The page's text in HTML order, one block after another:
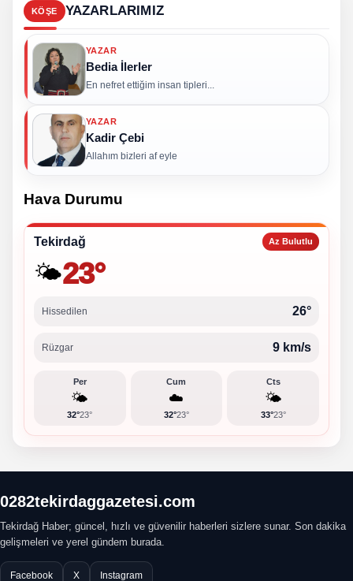
KÖŞE YAZARLARIMIZ
YAZAR
Bedia İlerler
En nefret ettiğim insan tipleri...
YAZAR
Kadir Çebi
Allahım bizleri af eyle
Hava Durumu
Tekirdağ Az Bulutlu
🌤️23°
Hissedilen 26°
Rüzgar 9 km/s
Per
🌤️
32°23°
Cum
☁️
32°23°
Cts
🌤️
33°23°
0282tekirdaggazetesi.com
Tekirdağ Haber; güncel, hızlı ve güvenilir haberleri sizlere sunar. Son dakika
gelişmeleri ve yerel gündem burada.
Facebook X Instagram